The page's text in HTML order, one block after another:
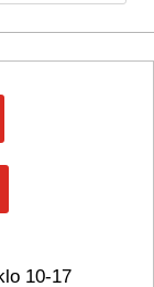
10-17